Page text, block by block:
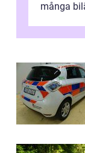
många